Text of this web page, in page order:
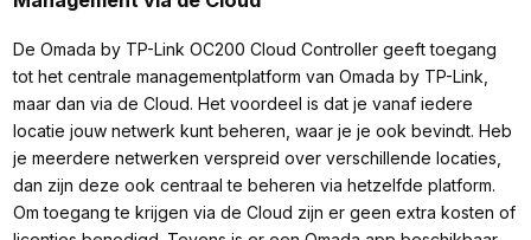
De Omada by TP-Link OC200 Cloud Controller geeft toegang
tot het centrale managementplatform van Omada by TP-Link,
maar dan via de Cloud. Het voordeel is dat je vanaf iedere
locatie jouw netwerk kunt beheren, waar je je ook bevindt. Heb
je meerdere netwerken verspreid over verschillende locaties,
dan zijn deze ook centraal te beheren via hetzelfde platform.
Om toegang te krijgen via de Cloud zijn er geen extra kosten of